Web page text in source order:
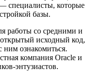
специалисты, которые
базы.
работы со средними и
исходный код,
ним ознакомиться.
компания Oracle и
энтузиастов.